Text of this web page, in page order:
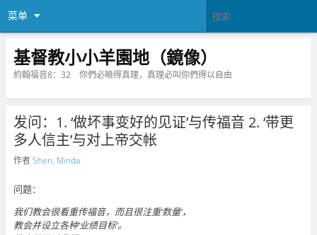
菜单
基督教小小羊園地（鏡像）
約翰福音8：32 你們必曉得真理，真理必叫你們得以自由
发问：1. ‘做坏事变好的见证’与传福音 2. ‘带更
多人信主’与对上帝交帐
作者Shen, Minda
问题：
我们教会很看重传福音，而且很注重‘数量’，
教会并设立各种‘业绩目标’。